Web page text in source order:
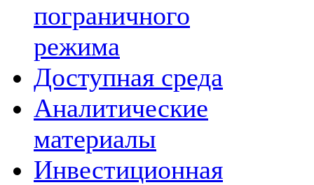
пограничного
режима
Доступная среда
Аналитические
материалы
Инвестиционная